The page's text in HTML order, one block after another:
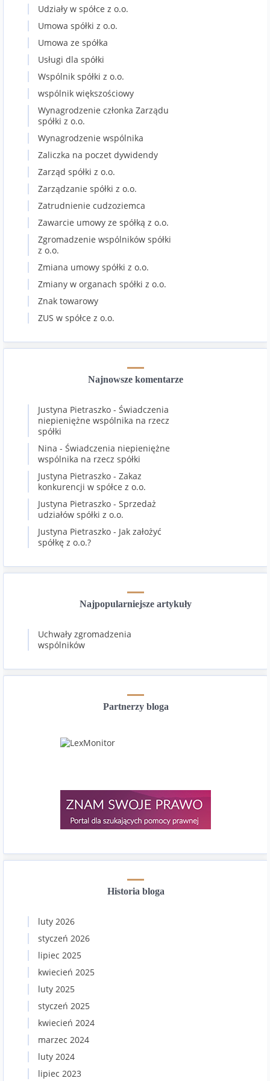
Udziały w spółce z o.o.
Umowa spółki z o.o.
Umowa ze spółka
Usługi dla spółki
Wspólnik spółki z o.o.
wspólnik większościowy
Wynagrodzenie członka Zarządu
spółki z o.o.
Wynagrodzenie wspólnika
Zaliczka na poczet dywidendy
Zarząd spółki z o.o.
Zarządzanie spółki z o.o.
Zatrudnienie cudzoziemca
Zawarcie umowy ze spółką z o.o.
Zgromadzenie wspólników spółki
z o.o.
Zmiana umowy spółki z o.o.
Zmiany w organach spółki z o.o.
Znak towarowy
ZUS w spółce z o.o.
Najnowsze komentarze
Justyna Pietraszko - Świadczenia
niepieniężne wspólnika na rzecz
spółki
Nina - Świadczenia niepieniężne
wspólnika na rzecz spółki
Justyna Pietraszko - Zakaz
konkurencji w spółce z o.o.
Justyna Pietraszko - Sprzedaż
udziałów spółki z o.o.
Justyna Pietraszko - Jak założyć
spółkę z o.o.?
Najpopularniejsze artykuły
Uchwały zgromadzenia
wspólników
Partnerzy bloga
Historia bloga
luty 2026
styczeń 2026
lipiec 2025
kwiecień 2025
luty 2025
styczeń 2025
kwiecień 2024
marzec 2024
luty 2024
lipiec 2023